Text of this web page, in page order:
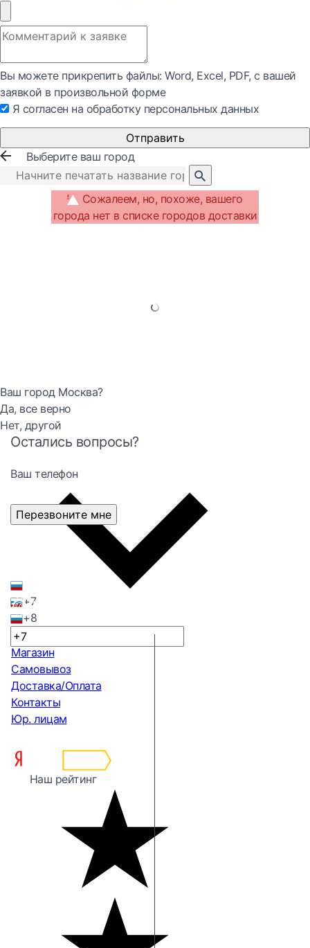
Вы можете прикрепить файлы: Word, Exсel, PDF, с вашей
заявкой в произвольной форме
Я согласен на обработку персональных данных
Отправить
Выберите ваш город
Сожалеем, но, похоже, вашего
города нет в списке городов доставки
Ваш город Москва?
Да, все верно
Нет, другой
Остались вопросы?
Ваш телефон
+7
+8
Перезвоните мне
Магазин
Самовывоз
Доставка/Оплата
Контакты
Юр. лицам
Наш рейтинг